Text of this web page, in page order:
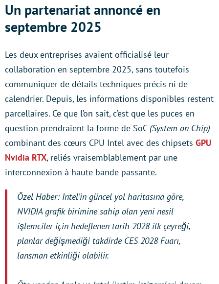
Un partenariat annoncé en
septembre 2025
Les deux entreprises avaient officialisé leur
collaboration en septembre 2025, sans toutefois
communiquer de détails techniques précis ni de
calendrier. Depuis, les informations disponibles restent
parcellaires. Ce que l’on sait, c’est que les puces en
question prendraient la forme de SoC (System on Chip)
combinant des cœurs CPU Intel avec des chipsets GPU
Nvidia RTX, reliés vraisemblablement par une
interconnexion à haute bande passante.
Özel Haber: Intel’in güncel yol haritasına göre,
NVIDIA grafik birimine sahip olan yeni nesil
işlemciler için hedeflenen tarih 2028 ilk çeyreği,
planlar değişmediği takdirde CES 2028 Fuarı,
lansman etkinliği olabilir.